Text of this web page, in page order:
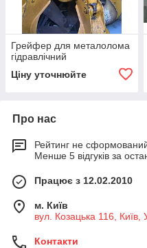
Грейфер для металолома
гідравлічний
Ціну уточнюйте
Про нас
Рейтинг не
Менше 5 відгуків за
Працює з 12.02.2010
м. Київ
вул. Козацька 116, Київ,
Контакти